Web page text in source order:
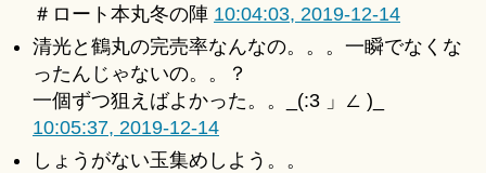
＃ロート本丸冬の陣 10:04:03, 2019-12-14
清光と鶴丸の完売率なんなの。。。一瞬でなくな
ったんじゃないの。。？
一個ずつ狙えばよかった。。_(:3 」∠ )_
10:05:37, 2019-12-14
しょうがない玉集めしよう。。